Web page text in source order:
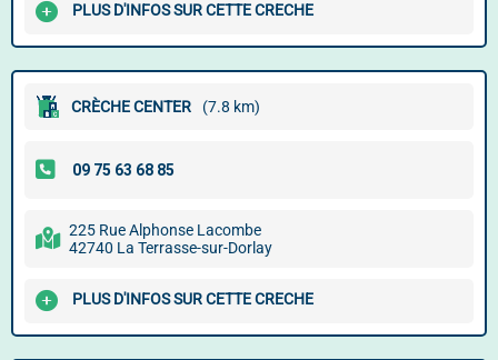
PLUS D'INFOS SUR CETTE CRECHE
CRÈCHE CENTER (7.8 km)
225 Rue Alphonse Lacombe
42740 La Terrasse-sur-Dorlay
PLUS D'INFOS SUR CETTE CRECHE